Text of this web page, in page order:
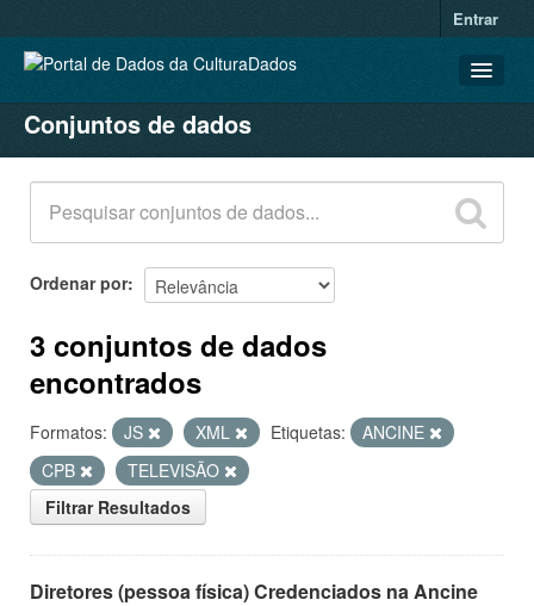
Entrar
CONJUNTOS DE DADOS
ORGANIZAÇÕES
GRUPOS
SOBRE
Conjuntos de dados
Ordenar por
3 conjuntos de dados
encontrados
Formatos: JS XML Etiquetas:
ANCINE
CPB
TELEVISÃO
Filtrar Resultados
Diretores (pessoa física) Credenciados na Ancine